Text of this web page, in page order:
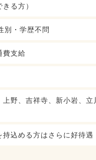
る方）
・学歴不問
費支給
野、吉祥寺、新小岩、立
込める方はさらに好待遇